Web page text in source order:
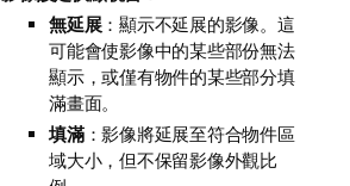
無延展：顯示不延展的影像。這
可能會使影像中的某些部份無法
顯示，或僅有物件的某些部分填
滿畫面。
填滿：影像將延展至符合物件區
域大小，但不保留影像外觀比